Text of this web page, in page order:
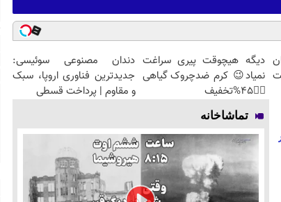
دیگه هیچوقت پیری سراغت
نمیاد😉 کرم ضدچروک گیاهی
👈🏻45%تخفیف
دندان مصنوعی سوئیسی:
جدیدترین فناوری اروپا، سبک
و مقاوم | پرداخت قسطی
تماشاخانه